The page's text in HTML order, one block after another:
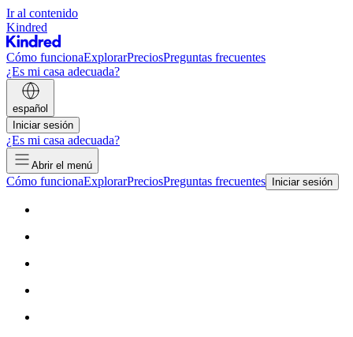
Ir al contenido
Kindred
Cómo funcionaExplorarPreciosPreguntas frecuentes
¿Es mi casa adecuada?
español
Iniciar sesión
¿Es mi casa adecuada?
Abrir el menú
Cómo funcionaExplorarPreciosPreguntas frecuentes Iniciar sesión